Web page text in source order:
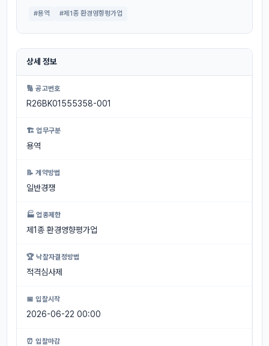
#용역 #제1종 환경영향평가업
상세 정보
🔢 공고번호
R26BK01555358-001
🏗 업무구분
용역
📝 계약방법
일반경쟁
🏭 업종제한
제1종 환경영향평가업
🏆 낙찰자결정방법
적격심사제
📅 입찰시작
2026-06-22 00:00
⏰ 입찰마감